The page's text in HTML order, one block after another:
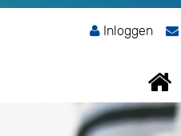
Inloggen